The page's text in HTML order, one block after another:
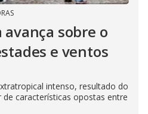
sobre o
e ventos
intenso, resultado do
características opostas entre